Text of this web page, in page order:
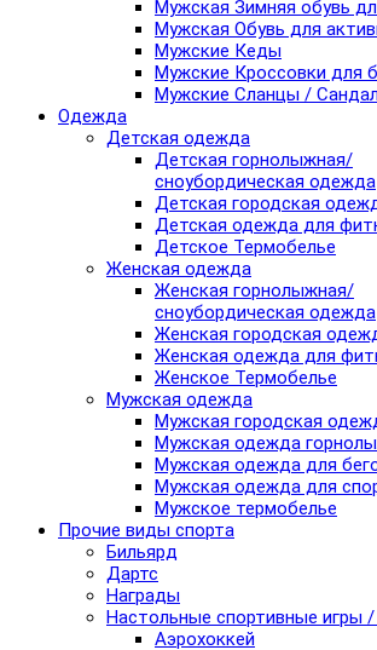
Мужская Зимняя обувь
Мужская Обувь для
Мужские Кеды
Мужские Кроссовки для
Мужские Сланцы /
Одежда
Детская одежда
Детская горнолыжная/
сноубордическая одежда
Детская городская
Детская одежда для
Детское Термобелье
Женская одежда
Женская горнолыжная/
сноубордическая одежда
Женская городская
Женская одежда для
Женское Термобелье
Мужская одежда
Мужская городская
Мужская одежда
Мужская одежда для
Мужская одежда для
Мужское термобелье
Прочие виды спорта
Бильярд
Дартс
Награды
Настольные спортивные игры
Аэрохоккей